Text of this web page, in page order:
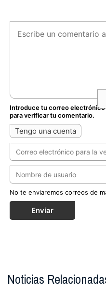
Introduce tu correo electrónico
para verificar tu comentario.
Tengo una cuenta
No te enviaremos correos de
Enviar
Noticias